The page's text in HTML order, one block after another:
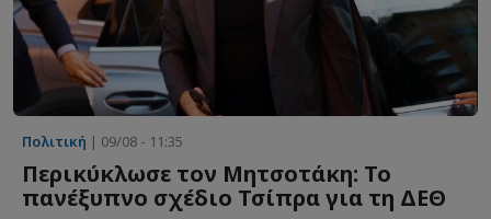
Πολιτική | 09/08 - 11:35
Περικύκλωσε τον Μητσοτάκη: Το
πανέξυπνο σχέδιο Τσίπρα για τη ΔΕΘ